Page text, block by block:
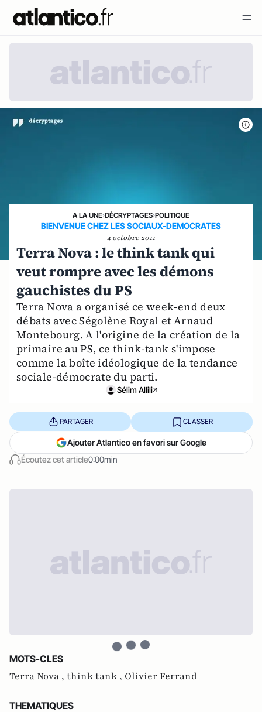
A LA UNE›DÉCRYPTAGES›POLITIQUE
BIENVENUE CHEZ LES SOCIAUX-DEMOCRATES
4 octobre 2011
Terra Nova : le think tank qui
veut rompre avec les démons
gauchistes du PS
Terra Nova a organisé ce week-end deux
débats avec Ségolène Royal et Arnaud
Montebourg. A l'origine de la création de la
primaire au PS, ce think-tank s'impose
comme la boîte idéologique de la tendance
sociale-démocrate du parti.
Sélim Allili
Écoutez cet article0:00min
PARTAGER CLASSER
Ajouter Atlantico en favori sur Google
MOTS-CLES
Terra Nova , think tank , Olivier Ferrand
THEMATIQUES